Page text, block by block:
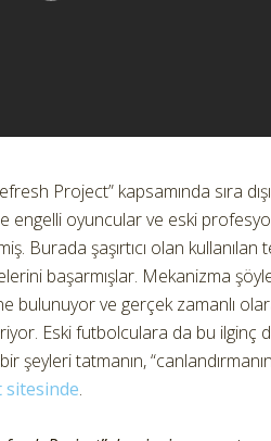
Project” kapsamında sıra
engelli oyuncular ve eski
Burada şaşırtıcı olan
başarmışlar. Mekanizma
bulunuyor ve gerçek zamanlı
Eski futbolculara da bu ilginç
şeyleri tatmanın,
.